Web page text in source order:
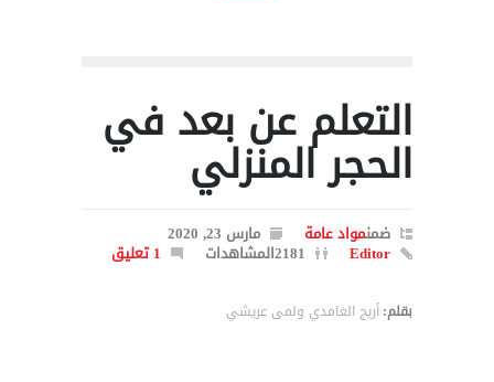
التعلم عن بعد في
الحجر المنزلي
ضمنمواد عامة مارس 23, 2020
Editor 2181المشاهدات 1 تعليق
بقلم:أريج الغامدي ولمى عريشي